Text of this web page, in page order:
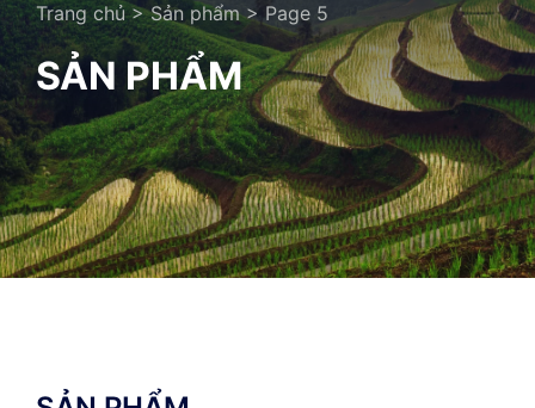
Trang chủ>Sản phẩm> Page 5
SẢN PHẨM